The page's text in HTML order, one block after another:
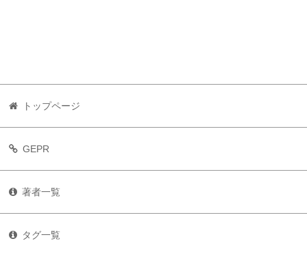
トップページ
GEPR
著者一覧
タグ一覧